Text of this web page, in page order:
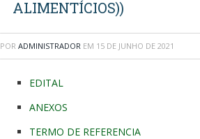
ALIMENTÍCIOS))
POR ADMINISTRADOR EM 15 DE JUNHO DE 2021
EDITAL
ANEXOS
TERMO DE REFERENCIA